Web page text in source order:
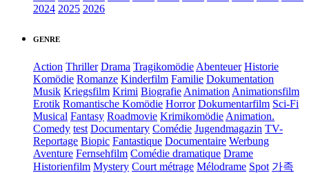
2024 2025 2026
GENRE
Action Thriller Drama Tragikomödie Abenteuer Historie
Komödie Romanze Kinderfilm Familie Dokumentation
Musik Kriegsfilm Krimi Biografie Animation Animationsfilm
Erotik Romantische Komödie Horror Dokumentarfilm Sci-Fi
Musical Fantasy Roadmovie Krimikomödie Animation.
Comedy test Documentary Comédie Jugendmagazin TV-
Reportage Biopic Fantastique Documentaire Werbung
Aventure Fernsehfilm Comédie dramatique Drame
Historienfilm Mystery Court métrage Mélodrame Spot 가족